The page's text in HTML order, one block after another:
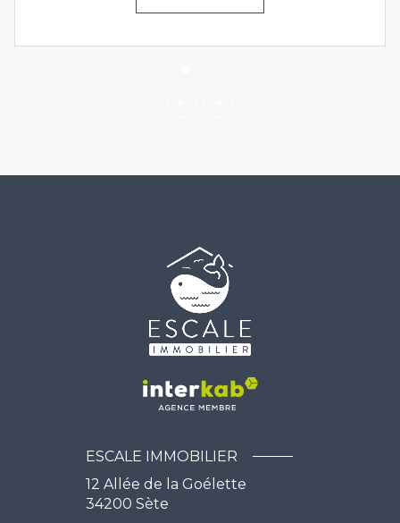
ESCALE IMMOBILIER
12 Allée de la Goélette
34200 Sète